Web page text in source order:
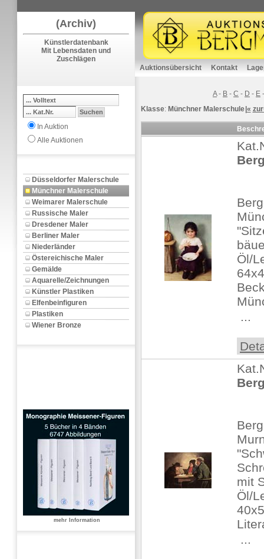
(Archiv)
Künstlerdatenbank
Mit Lebensdaten und
Zuschlägen
In Auktion
Alle Auktionen
Düsseldorfer Malerschule
Münchner Malerschule
Weimarer Malerschule
Russische Maler
Dresdener Maler
Berliner Maler
Niederländer
Östereichische Maler
Gemälde
Aquarelle/Zeichnungen
Künstler Plastiken
Elfenbeinfiguren
Plastiken
Wiener Bronze
mehr Information
Auktionsübersicht Kontakt
A- B - C - D - E
Klasse: Münchner Malerschule |«
Öl/
...
mit
Öl/
...